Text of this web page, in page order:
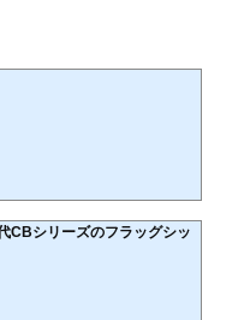
CBシリーズのフラッグシッ